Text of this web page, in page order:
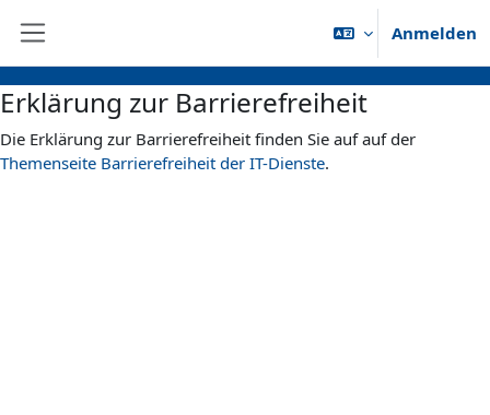
Anmelden
Erklärung zur Barrierefreiheit
Die Erklärung zur Barrierefreiheit finden Sie auf auf der
Themenseite Barrierefreiheit der IT-Dienste.